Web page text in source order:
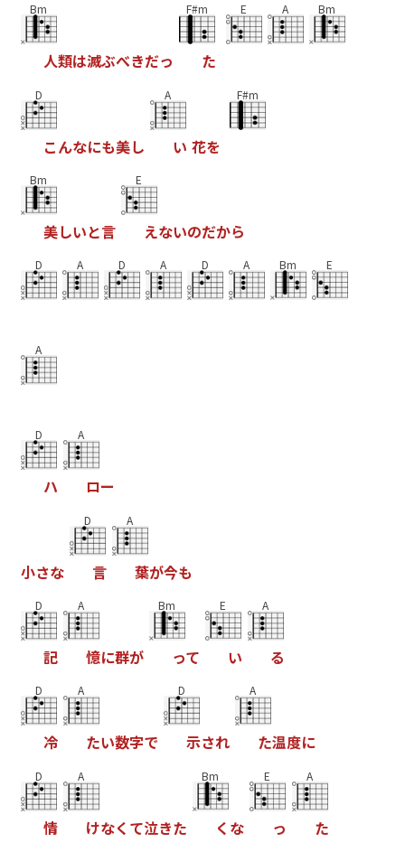
Bm
人類は滅ぶべきだっ
F#m
た
E A Bm
D
こんなにも美し
A
い 花を
F#m
Bm
美しいと言
E
えないのだから
D A D A D A Bm E
A
D
ハ
A
ロー
小さな
D
言
A
葉が今も
D
記
A
憶に群が
Bm
って
E
い
A
る
D
冷
A
たい数字で
D
示され
A
た温度に
D
情
A
けなく て泣きた
Bm
く な
E
っ
A
た